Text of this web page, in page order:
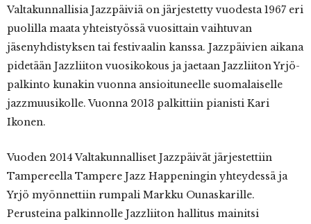
Valtakunnallisia Jazzpäiviä on järjestetty vuodesta 1967 eri
puolilla maata yhteistyössä vuosittain vaihtuvan
jäsenyhdistyksen tai festivaalin kanssa. Jazzpäivien aikana
pidetään Jazzliiton vuosikokous ja jaetaan Jazzliiton Yrjö-
palkinto kunakin vuonna ansioituneelle suomalaiselle
jazzmuusikolle. Vuonna 2013 palkittiin pianisti Kari
Ikonen.
Vuoden 2014 Valtakunnalliset Jazzpäivät järjestettiin
Tampereella Tampere Jazz Happeningin yhteydessä ja
Yrjö myönnettiin rumpali Markku Ounaskarille.
Perusteina palkinnolle Jazzliiton hallitus mainitsi